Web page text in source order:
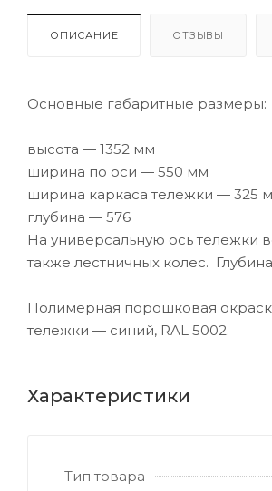
ОПИСАНИЕ ОТЗЫВЫ
Основные габаритные размеры:
высота — 1352 мм
ширина по оси — 550 мм
ширина каркаса тележки — 325
глубина — 576
На универсальную ось тележки
также лестничных колес.
Полимерная порошковая
тележки — синий, RAL 5002.
Характеристики
Тип товара